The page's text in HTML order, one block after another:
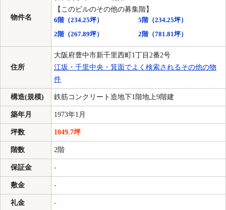
物件名
【このビルのその他の募集階】
6階（234.25坪） 5階（234.25坪）
2階（267.89坪） 2階（781.81坪）
住所
大阪府豊中市新千里西町1丁目2番2号
江坂・千里中央・箕面でよく検索されるその他の物
件
構造(規模) 鉄筋コンクリート造地下1階地上9階建
築年月 1973年1月
坪数 1049.7坪
階数 2階
保証金 -
敷金 -
礼金 -